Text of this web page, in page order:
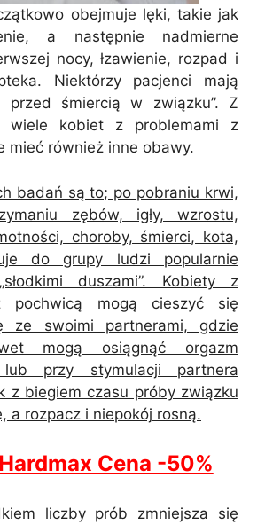
obejmuje lęki, takie jak
a następnie nadmierne
nocy, łzawienie, rozpad i
Niektórzy pacjenci mają
przed śmiercią w związku”. Z
wiele kobiet z problemami z
mieć również inne obawy.
badań są to; po pobraniu krwi,
zębów, igły, wzrostu,
choroby, śmierci, kota,
do grupy ludzi popularnie
duszami”. Kobiety z
pochwicą mogą cieszyć się
ze swoimi partnerami, gdzie
mogą osiągnąć orgazm
lub przy stymulacji partnera
z biegiem czasu próby związku
a rozpacz i niepokój rosną.
Cena -50%
liczby prób zmniejsza się